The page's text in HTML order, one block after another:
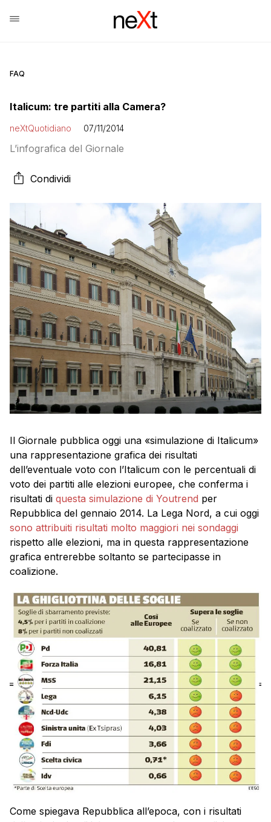
FAQ
Italicum: tre partiti alla Camera?
neXtQuotidiano 07/11/2014
L’infografica del Giornale
Condividi
Il Giornale pubblica oggi una «simulazione di Italicum»
una rappresentazione grafica dei risultati
dell’eventuale voto con l’Italicum con le percentuali di
voto dei partiti alle elezioni europee, che conferma i
risultati di questa simulazione di Youtrend per
Repubblica del gennaio 2014. La Lega Nord, a cui oggi
sono attribuiti risultati molto maggiori nei sondaggi
rispetto alle elezioni, ma in questa rappresentazione
grafica entrerebbe soltanto se partecipasse in
coalizione.
Come spiegava Repubblica all’epoca, con i risultati